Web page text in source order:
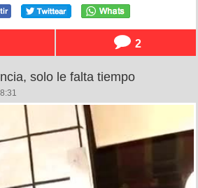
2
solo le falta tiempo